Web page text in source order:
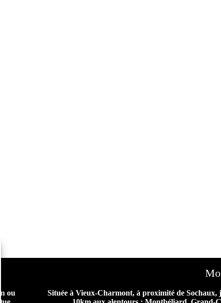
ou
Située à Vieux-Charmont, à proximité de Sochaux,